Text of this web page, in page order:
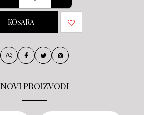
KOŠARA
NOVI PROIZVODI